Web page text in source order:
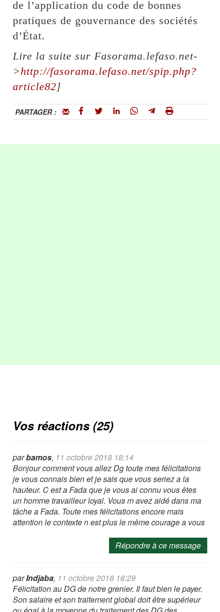
de l’application du code de bonnes
pratiques de gouvernance des sociétés
d’État.
Lire la suite sur Fasorama.lefaso.net-
>http://fasorama.lefaso.net/spip.php?
article82]
PARTAGER :
Vos réactions (25)
parbamos, 11 octobre 2018 18:14
Bonjour comment vous allez Dg toute mes félicitations
je vous connais bien et je sais que vous seriez a la
hauteur. C est a Fada que je vous ai connu vous êtes
un homme travailleur loyal. Vous m avez aidé dans ma
tâche a Fada. Toute mes félicitations encore mais
attention le contexte n est plus le même courage a vous
Répondre à ce message
parIndjaba, 11 octobre 2018 18:29
Félicitation au DG de notre grenier. Il faut bien le payer.
Son salaire et son traitement global doit être supérieur